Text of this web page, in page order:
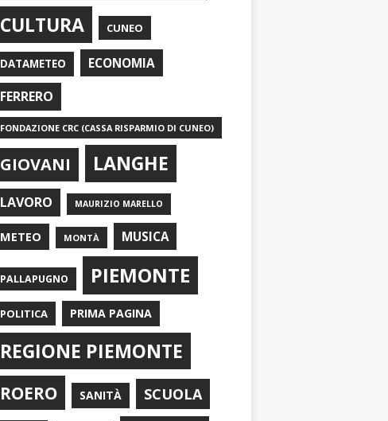
CULTURA CUNEO
DATAMETEO ECONOMIA
FERRERO
FONDAZIONE CRC (CASSA RISPARMIO DI CUNEO)
GIOVANI LANGHE
LAVORO MAURIZIO MARELLO
METEO MONTÀ MUSICA
PALLAPUGNO PIEMONTE
POLITICA PRIMA PAGINA
REGIONE PIEMONTE
ROERO SANITÀ SCUOLA